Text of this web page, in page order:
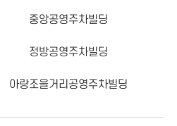
중앙공영주차빌딩
정방공영주차빌딩
아랑조을거리공영주차빌딩